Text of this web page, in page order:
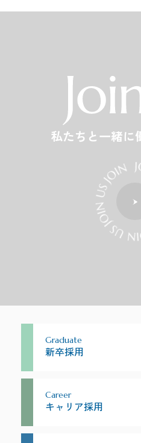
私たちと一緒に
Graduate
新卒採用
Career
キャリア採用